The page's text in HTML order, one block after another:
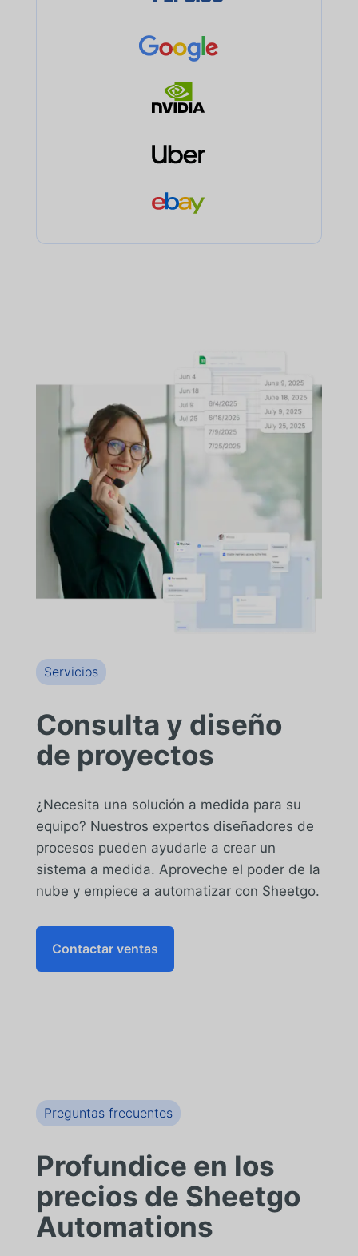
Servicios
Consulta y diseño
de proyectos
¿Necesita una solución a medida para su
equipo? Nuestros expertos diseñadores de
procesos pueden ayudarle a crear un
sistema a medida. Aproveche el poder de la
nube y empiece a automatizar con Sheetgo.
Contactar ventas
Preguntas frecuentes
Profundice en los
precios de Sheetgo
Automations